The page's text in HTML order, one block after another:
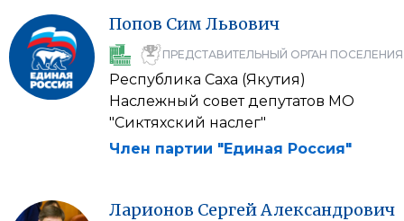
Попов Сим Львович
ПРЕДСТАВИТЕЛЬНЫЙ ОРГАН ПОСЕЛЕНИЯ
Республика Саха (Якутия)
Наслежный совет депутатов МО
"Сиктяхский наслег"
Член партии "Единая Россия"
Ларионов СергейАлександрович